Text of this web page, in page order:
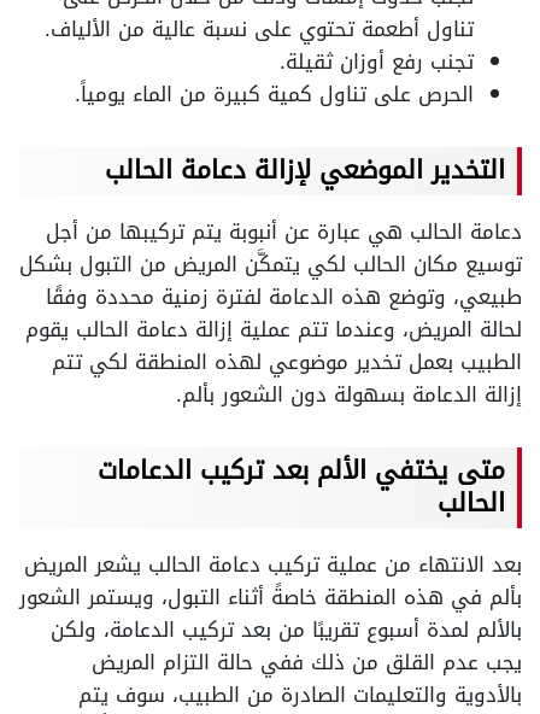
تناول أطعمة تحتوي على نسبة عالية من الألياف.
تجنب رفع أوزان ثقيلة.
الحرص على تناول كمية كبيرة من الماء يومياً.
التخدير الموضعي لإزالة دعامة الحالب
دعامة الحالب هي عبارة عن أنبوبة يتم تركيبها من أجل
توسيع مكان الحالب لكي يتمكَّن المريض من التبول بشكل
طبيعي، وتوضع هذه الدعامة لفترة زمنية محددة وفقًا
لحالة المريض، وعندما تتم عملية إزالة دعامة الحالب يقوم
الطبيب بعمل تخدير موضوعي لهذه المنطقة لكي تتم
إزالة الدعامة بسهولة دون الشعور بألم.
متى يختفي الألم بعد تركيب الدعامات
الحالب
بعد الانتهاء من عملية تركيب دعامة الحالب يشعر المريض
بألم في هذه المنطقة خاصةً أثناء التبول، ويستمر الشعور
بالألم لمدة أسبوع تقريبًا من بعد تركيب الدعامة، ولكن
يجب عدم القلق من ذلك ففي حالة التزام المريض
بالأدوية والتعليمات الصادرة من الطبيب، سوف يتم